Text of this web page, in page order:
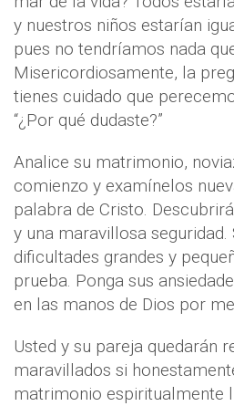
y nuestros niños estarían
pues no tendríamos nada
Misericordiosamente, la
tienes cuidado que
“¿Por qué dudaste?”
Analice su matrimonio,
comienzo y examínelos
palabra de Cristo.
y una maravillosa seguridad.
dificultades grandes y
prueba. Ponga sus
en las manos de Dios por
Usted y su pareja quedarán
maravillados si
matrimonio espiritualmente